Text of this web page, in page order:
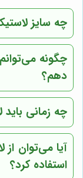
چه سایز
چگونه
دهم؟
چه زمانی
آیا می‌توان
استفاده کرد؟